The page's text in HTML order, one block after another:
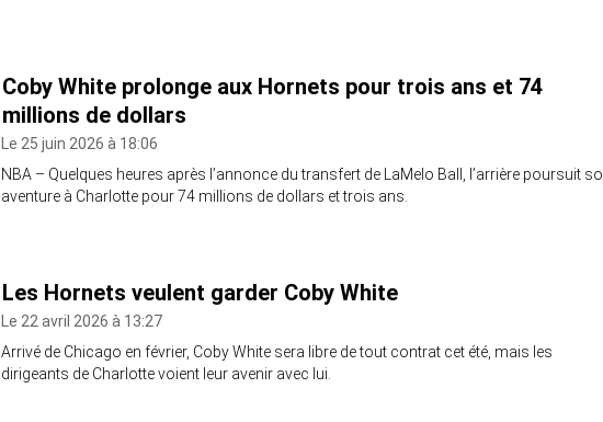
Coby White prolonge aux Hornets pour trois ans et 74
millions de dollars
Le 25 juin 2026 à 18:06
NBA – Quelques heures après l’annonce du transfert de LaMelo Ball, l’arrière poursuit
aventure à Charlotte pour 74 millions de dollars et trois ans.
Les Hornets veulent garder Coby White
Le 22 avril 2026 à 13:27
Arrivé de Chicago en février, Coby White sera libre de tout contrat cet été, mais les
dirigeants de Charlotte voient leur avenir avec lui.